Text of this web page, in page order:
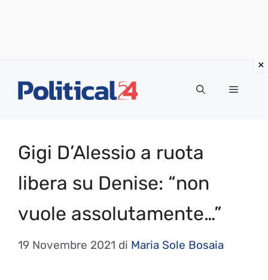
Menu
Gigi D’Alessio a ruota
libera su Denise: “non
vuole assolutamente…”
19 Novembre 2021 di Maria Sole Bosaia